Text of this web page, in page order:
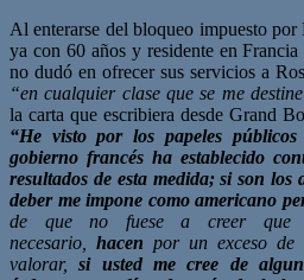
Al enterarse del bloqueo impuesto
ya con 60 años y residente en Francia
no dudó en ofrecer sus servicios a
“en cualquier clase que se me
la carta que escribiera desde Grand
“He visto por los papeles
gobierno francés ha establecido
resultados de esta medida; si son
deber me impone como americano
de que no fuese a creer que
necesario, hacen por un exceso de
valorar, si usted me cree de